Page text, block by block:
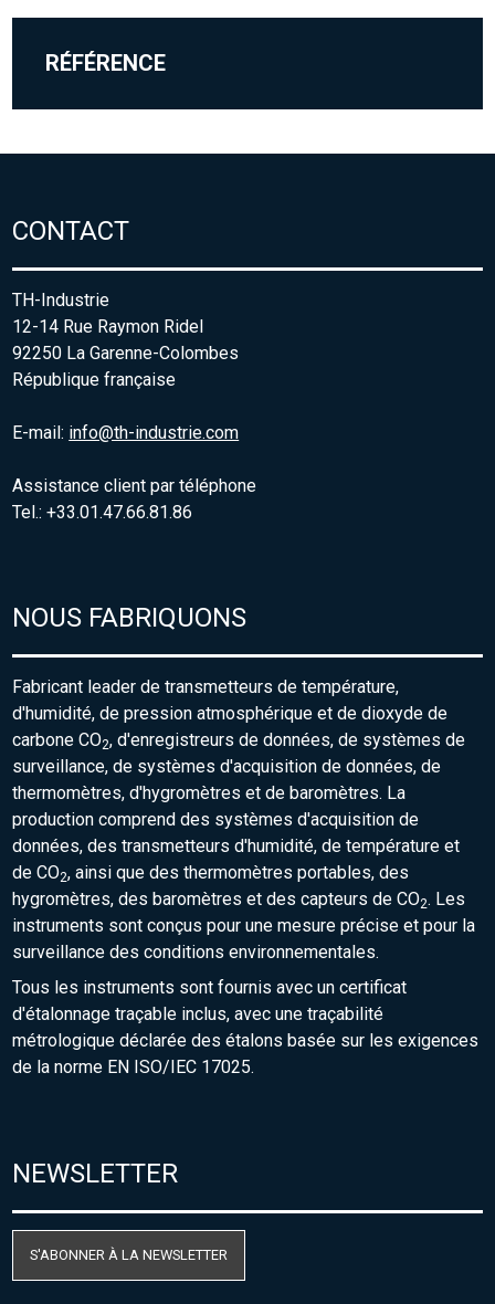
RÉFÉRENCE
CONTACT
TH-Industrie
12-14 Rue Raymon Ridel
92250 La Garenne-Colombes
République française
E-mail: info@th-industrie.com
Assistance client par téléphone
Tel.: +33.01.47.66.81.86
NOUS FABRIQUONS
Fabricant leader de transmetteurs de température,
d'humidité, de pression atmosphérique et de dioxyde de
carbone CO2, d'enregistreurs de données, de systèmes de
surveillance, de systèmes d'acquisition de données, de
thermomètres, d'hygromètres et de baromètres. La
production comprend des systèmes d'acquisition de
données, des transmetteurs d'humidité, de température et
de CO2, ainsi que des thermomètres portables, des
hygromètres, des baromètres et des capteurs de CO2. Les
instruments sont conçus pour une mesure précise et pour la
surveillance des conditions environnementales.
Tous les instruments sont fournis avec un certificat
d'étalonnage traçable inclus, avec une traçabilité
métrologique déclarée des étalons basée sur les exigences
de la norme EN ISO/IEC 17025.
NEWSLETTER
S'ABONNER À LA NEWSLETTER